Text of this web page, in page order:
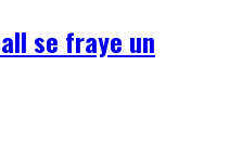
se fraye un